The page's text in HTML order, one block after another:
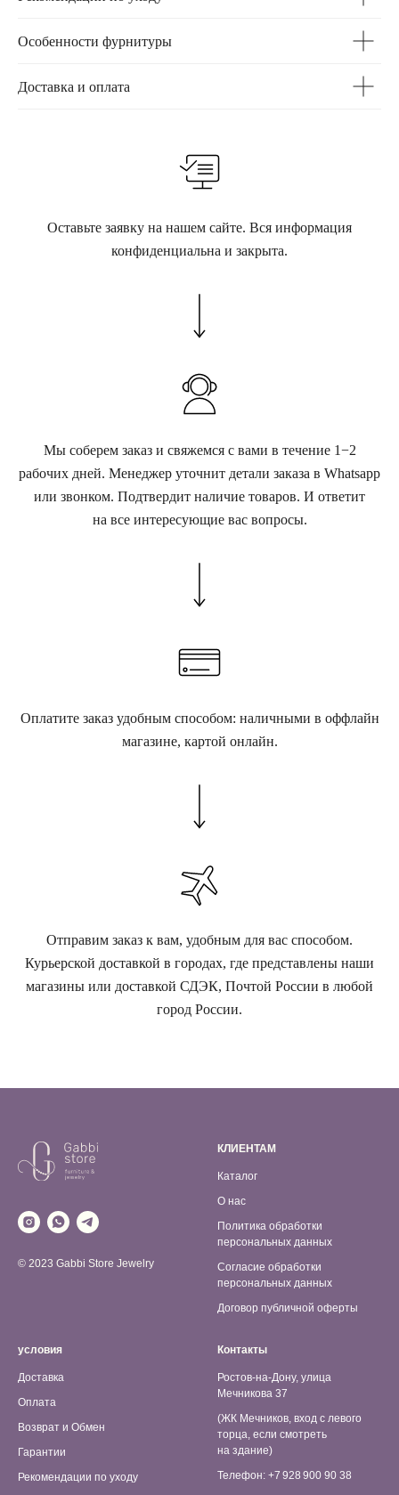
Особенности фурнитуры
Доставка и оплата
Оставьте заявку на нашем сайте. Вся информация
конфиденциальна и закрыта.
Мы соберем заказ и свяжемся с вами в течение 1−2
рабочих дней. Менеджер уточнит детали заказа в Whatsapp
или звонком. Подтвердит наличие товаров. И ответит
на все интересующие вас вопросы.
Оплатите заказ удобным способом: наличными в оффлайн
магазине, картой онлайн.
Отправим заказ к вам, удобным для вас способом.
Курьерской доставкой в городах, где представлены наши
магазины или доставкой СДЭК, Почтой России в любой
город России.
© 2023 Gabbi Store Jewelry
КЛИЕНТАМ
Каталог
О нас
Политика обработки
персональных данных
Согласие обработки
персональных данных
Договор публичной оферты
условия
Доставка
Оплата
Возврат и Обмен
Гарантии
Рекомендации по уходу
Контакты
Ростов-на-Дону, улица
Мечникова 37
(ЖК Мечников, вход с левого
торца, если смотреть
на здание)
Телефон: +7 928 900 90 38